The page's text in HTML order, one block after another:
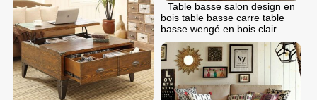
Table basse salon design en
bois table basse carre table
basse wengé en bois clair